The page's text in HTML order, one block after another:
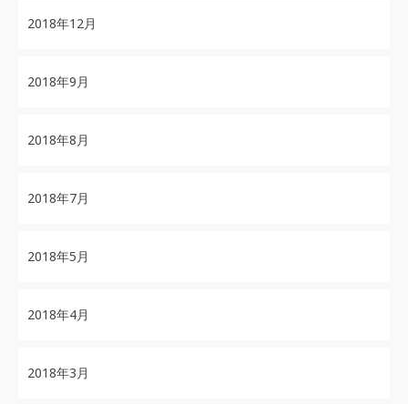
2018年12月
2018年9月
2018年8月
2018年7月
2018年5月
2018年4月
2018年3月